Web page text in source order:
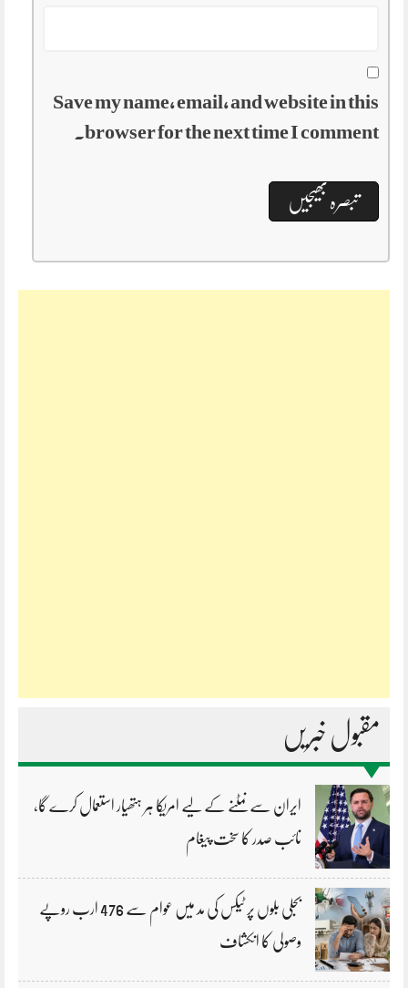
Save my name, email, and website in this
browser for the next time I comment.
مقبول خبریں
ایران سے نمٹنے کے لیے امریکا ہر ہتھیار استعمال کرے گا،
نائب صدر کا سخت پیغام
بجلی بلوں پر ٹیکس کی مد میں عوام سے 476 ارب روپے
وصولی کا انکشاف